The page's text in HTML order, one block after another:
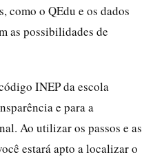
como o QEdu e os dados
as possibilidades de
INEP da escola
e para a
Ao utilizar os passos e as
estará apto a localizar o